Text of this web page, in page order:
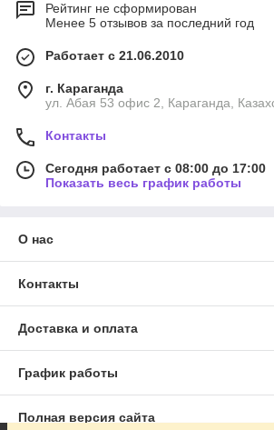
Рейтинг не сформирован
Менее 5 отзывов за последний год
Работает с 21.06.2010
г. Караганда
ул. Абая 53 офис 2, Караганда,
Контакты
Сегодня работает с 08:00 до 17:00
Показать весь график работы
О нас
Контакты
Доставка и оплата
График работы
Полная версия сайта